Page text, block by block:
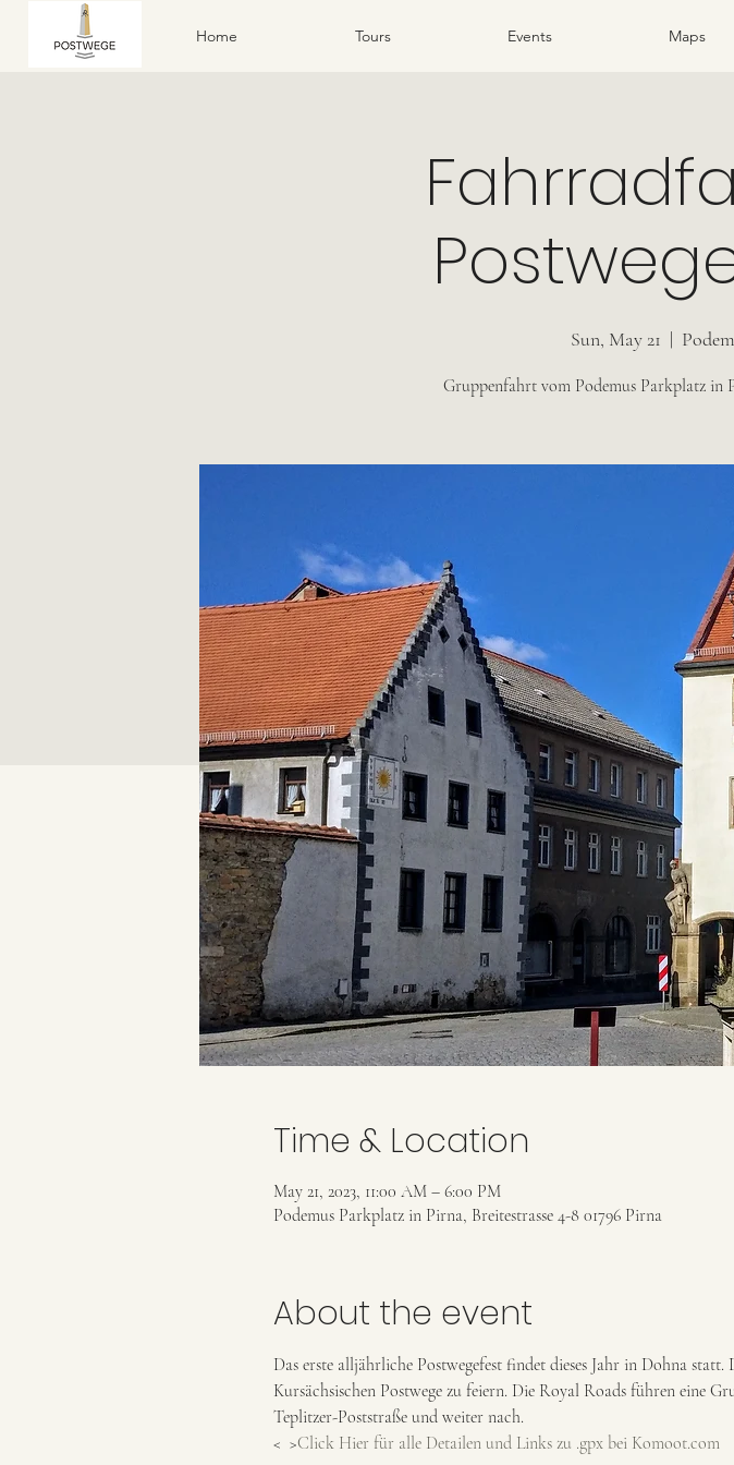
Home Tours Events Maps
Sun, May 21
  |
Gruppenfahrt vom Podemus Parkplatz in
Time & Location
May 21, 2023, 11:00 AM – 6:00 PM
Podemus Parkplatz in Pirna, Breitestrasse 4-8 01796 Pirna
About the event
Das erste alljährliche Postwegefest findet dieses Jahr in Dohna
Kursächsischen Postwege zu feiern. Die Royal Roads führen eine
Teplitzer-Poststraße und weiter nach.
< >Click Hier für alle Detailen und Links zu .gpx bei Komoot.com